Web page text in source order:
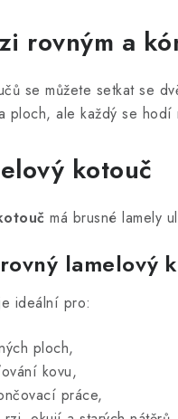
rovným a
se můžete setkat se
ploch, ale každý se hodí
kotouč
má brusné lamely
lamelový
ideální pro:
ploch,
kovu,
práce,